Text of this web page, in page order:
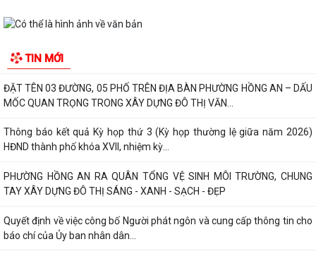
TIN MỚI
07/01/2026 VỀ PHÁT TRIỂN VĂN HOÁ VIỆT NAM - XÂY...
THỰC HIỆN MÔ HÌNH “TỔ DÂN PHỐ KHÔNG MA...
ĐẶT TÊN 03 ĐƯỜNG, 05 PHỐ TRÊN ĐỊA BÀN PHƯỜNG HỒNG AN – DẤU
MỐC QUAN TRỌNG TRONG XÂY DỰNG ĐÔ THỊ VĂN...
Thông báo kết quả Kỳ họp thứ 3 (Kỳ họp thường lệ giữa năm 2026)
HĐND thành phố khóa XVII, nhiệm kỳ...
PHƯỜNG HỒNG AN RA QUÂN TỔNG VỆ SINH MÔI TRƯỜNG, CHUNG
TAY XÂY DỰNG ĐÔ THỊ SÁNG - XANH - SẠCH - ĐẸP
Quyết định về việc công bố Người phát ngôn và cung cấp thông tin cho
báo chí của Ủy ban nhân dân...